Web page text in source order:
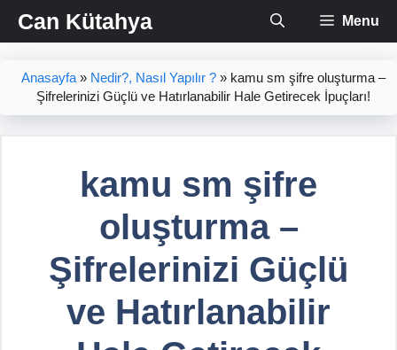
İçeriğe
atlaCan Kütahya Menu
Anasayfa» Nedir?, Nasıl Yapılır ?» kamu sm şifre oluşturma –
Şifrelerinizi Güçlü ve Hatırlanabilir Hale Getirecek İpuçları!
kamu sm şifre
oluşturma –
Şifrelerinizi Güçlü
ve Hatırlanabilir